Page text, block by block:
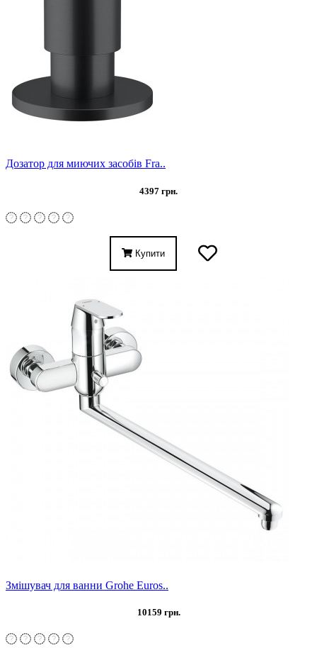
Дозатор для миючих засобів Fra..
4397 грн.
Купити
Змішувач для ванни Grohe Euros..
10159 грн.